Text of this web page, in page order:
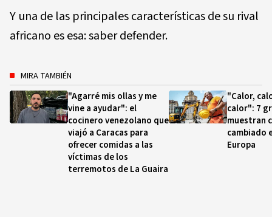
Y una de las principales características de su rival
africano es esa: saber defender.
MIRA TAMBIÉN
"Agarré mis ollas y me
vine a ayudar": el
cocinero venezolano que
viajó a Caracas para
ofrecer comidas a las
víctimas de los
terremotos de La Guaira
"Calor,
calor": 7
muestran
cambiado
Europa